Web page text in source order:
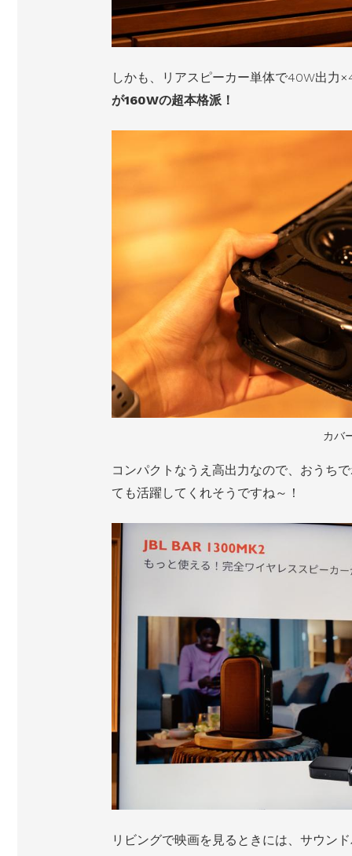
しかも、リアスピーカー単体で40W出力
が160Wの超本格派！
カバ
コンパクトなうえ高出力なので、おうち
ても活躍してくれそうですね～！
リビングで映画を見るときには、サウン